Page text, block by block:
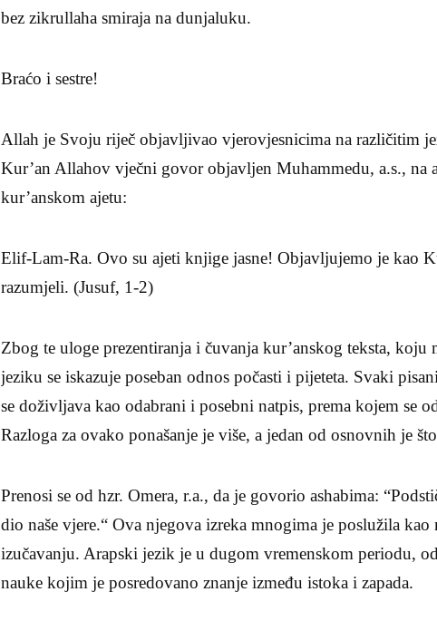
bez zikrullaha smiraja na dunjaluku.
Braćo i sestre!
Allah je Svoju riječ objavljivao vjerovjesnicima na različitim
Kur’an Allahov vječni govor objavljen Muhammedu, a.s., na
kur’anskom ajetu:
Elif-Lam-Ra. Ovo su ajeti knjige jasne! Objavljujemo je kao
razumjeli. (Jusuf, 1-2)
Zbog te uloge prezentiranja i čuvanja kur’anskog teksta,
jeziku se iskazuje poseban odnos počasti i pijeteta. Svaki
se doživljava kao odabrani i posebni natpis, prema kojem se
Razloga za ovako ponašanje je više, a jedan od osnovnih je
Prenosi se od hzr. Omera, r.a., da je govorio ashabima:
dio naše vjere.“ Ova njegova izreka mnogima je poslužila kao
izučavanju. Arapski jezik je u dugom vremenskom periodu,
nauke kojim je posredovano znanje između istoka i zapada.